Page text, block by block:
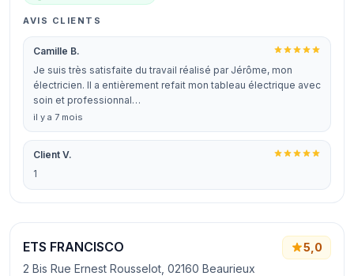
AVIS CLIENTS
Camille B.
Je suis très satisfaite du travail réalisé par Jérôme, mon
électricien. Il a entièrement refait mon tableau électrique avec
soin et professionnal…
il y a 7 mois
Client V.
1
ETS FRANCISCO
2 Bis Rue Ernest Rousselot, 02160 Beaurieux
5,0